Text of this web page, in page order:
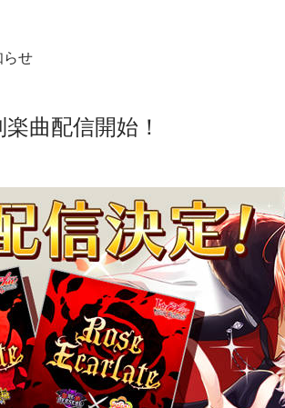
らせ
楽曲配信開始！